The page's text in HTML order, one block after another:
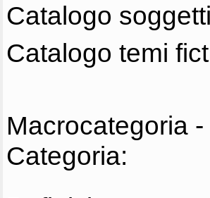
Catalogo
Catalogo temi
Macrocategoria -
Categoria: